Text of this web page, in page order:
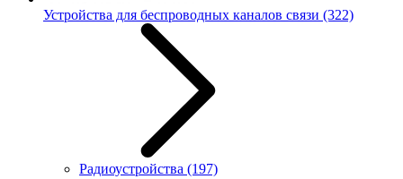
Устройства для беспроводных каналов связи (322)
Радиоустройства (197)